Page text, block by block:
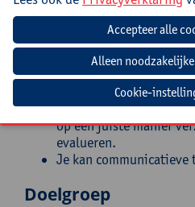
Je erkent dat de
de diverse gesprekken
gesprekstechnische
de gesprekken juist
Je kunt een persoonlijk
coachingstraject
Je kunt informatie van
op een juiste manier
evalueren.
Je kan communicatieve
Doelgroep
Cookie-